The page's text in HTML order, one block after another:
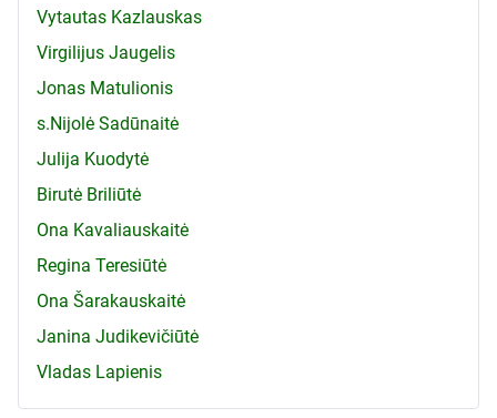
Vytautas Kazlauskas
Virgilijus Jaugelis
Jonas Matulionis
s.Nijolė Sadūnaitė
Julija Kuodytė
Birutė Briliūtė
Ona Kavaliauskaitė
Regina Teresiūtė
Ona Šarakauskaitė
Janina Judikevičiūtė
Vladas Lapienis